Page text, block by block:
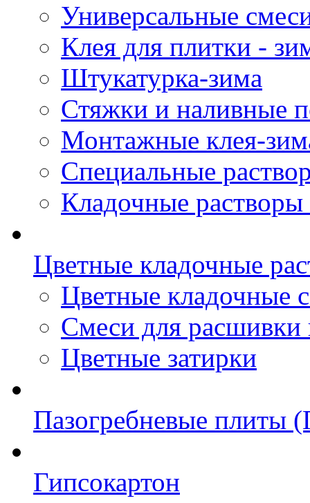
Универсальные
Клея для плитки -
Штукатурка-зима
Стяжки и наливные
Монтажные клея-
Специальные
Кладочные растворы
Цветные кладочные
Цветные кладочные
Cмеси для
Цветные затирки
Пазогребневые плиты
Гипсокартон